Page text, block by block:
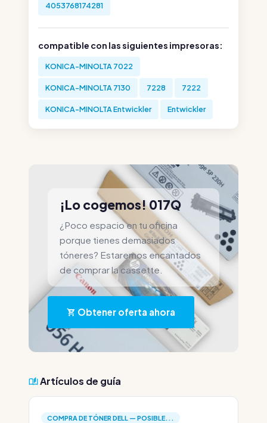
4053768174281
compatible con las siguientes impresoras:
KONICA-MINOLTA 7022
KONICA-MINOLTA 7130 7228 7222
KONICA-MINOLTA Entwickler Entwickler
¡Lo cogemos! 017Q
¿Poco espacio en tu oficina
porque tienes demasiados
tóneres? Estaremos encantados
de comprar la cassette.
Obtener oferta ahora
Artículos de guía
COMPRA DE TÓNER DELL — POSIBLE...